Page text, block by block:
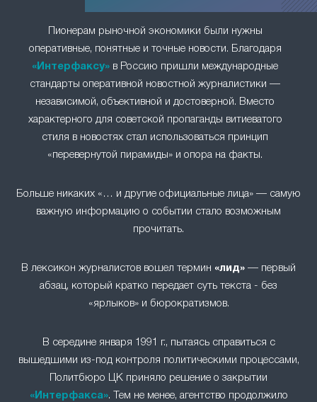
Пионерам рыночной экономики были нужны
оперативные, понятные и точные новости. Благодаря
«Интерфаксу» в Россию пришли международные
стандарты оперативной новостной журналистики —
независимой, объективной и достоверной. Вместо
характерного для советской пропаганды витиеватого
стиля в новостях стал использоваться принцип
«перевернутой пирамиды» и опора на факты.
Больше никаких «… и другие официальные лица» — самую
важную информацию о событии стало возможным
прочитать.
В лексикон журналистов вошел термин «лид» — первый
абзац, который кратко передает суть текста - без
«ярлыков» и бюрократизмов.
В середине января 1991 г., пытаясь справиться с
вышедшими из-под контроля политическими процессами,
Политбюро ЦК приняло решение о закрытии
«Интерфакса». Тем не менее, агентство продолжило